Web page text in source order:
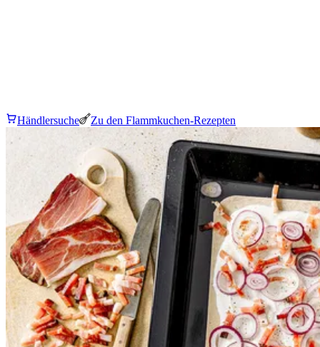
Händlersuche Zu den Flammkuchen-Rezepten